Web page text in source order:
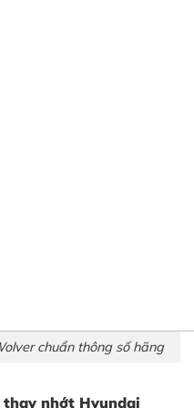
chuẩn thông số hãng
thay nhớt Hyundai